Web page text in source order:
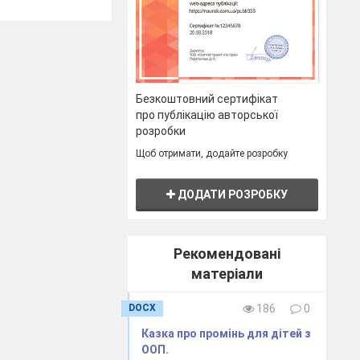
Безкоштовний сертифікат
про публікацію авторської
розробки
Щоб отримати, додайте розробку
ДОДАТИ РОЗРОБКУ
Рекомендовані
матеріали
DOCX 186
0
Казка про промінь для дітей з
ООП.